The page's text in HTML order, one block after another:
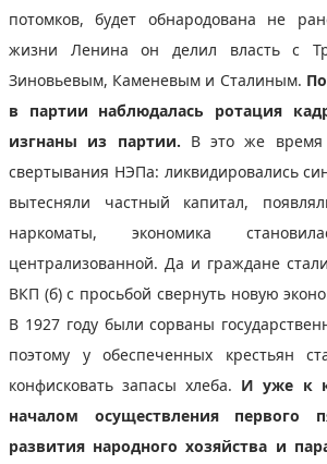
потомков, будет обнародована не
жизни Ленина он делил власть с
Зиновьевым, Каменевым и Сталиным.
в партии наблюдалась ротация
изгнаны из партии. В это же время
свертывания НЭПа: ликвидировались
вытесняли частный капитал,
наркоматы, экономика
централизованной. Да и граждане
ВКП (б) с просьбой свернуть новую
В 1927 году были сорваны
поэтому у обеспеченных крестьян
конфисковать запасы хлеба. И уже к
началом осуществления первого
развития народного хозяйства и